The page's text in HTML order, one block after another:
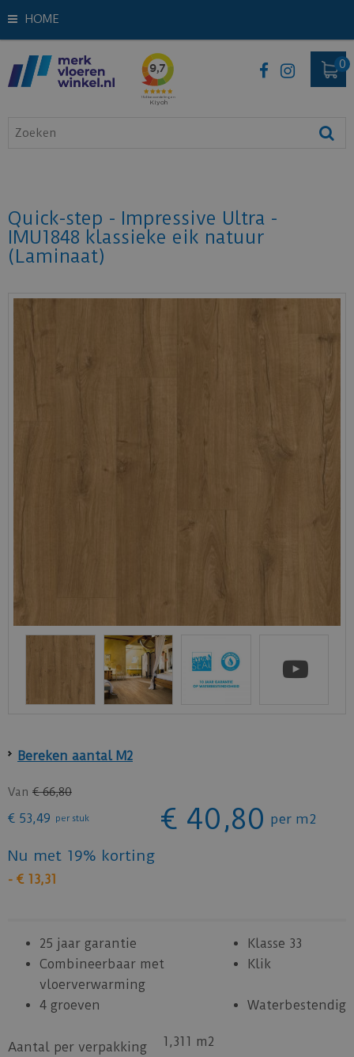
HOME
Quick-step - Impressive Ultra -
IMU1848 klassieke eik natuur
(Laminaat)
Bereken aantal M2
Van € 66,80
€ 53,49 per stuk € 40,80 per m2
Nu met 19% korting
- € 13,31
25 jaar garantie
Klasse 33
Combineerbaar met
vloerverwarming
Klik
4 groeven Waterbestendig
Aantal per verpakking 1,311 m2